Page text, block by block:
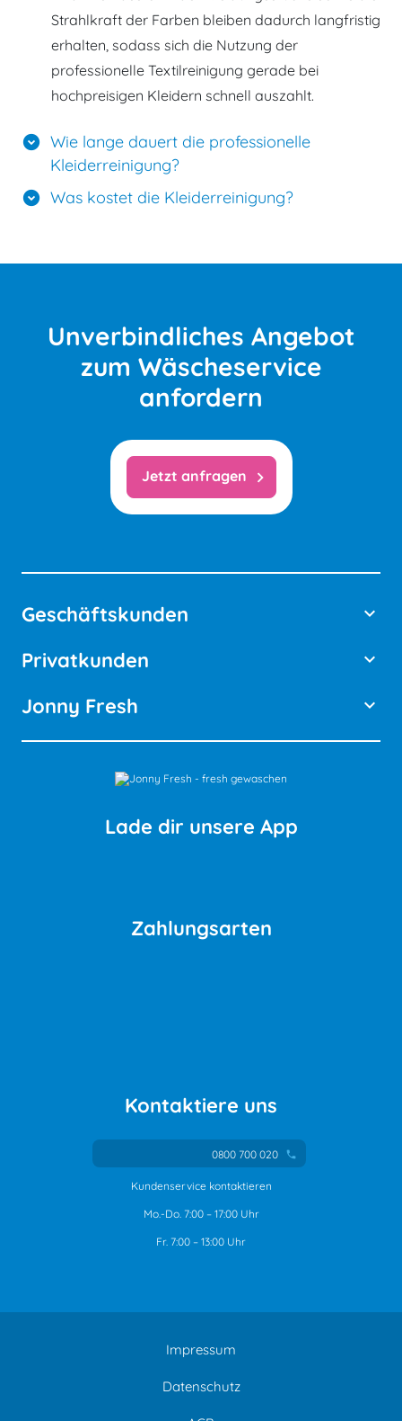
Strahlkraft der Farben bleiben dadurch langfristig
erhalten, sodass sich die Nutzung der
professionelle Textilreinigung gerade bei
hochpreisigen Kleidern schnell auszahlt.
expand_circle_down Wie lange dauert die professionelle
Kleiderreinigung?
expand_circle_down Was kostet die Kleiderreinigung?
Unverbindliches Angebot
zum Wäscheservice
anfordern
Jetzt anfragen chevron_right
Geschäftskunden keyboard_arrow_down
Privatkunden keyboard_arrow_down
Jonny Fresh keyboard_arrow_down
Lade dir unsere App
Zahlungsarten
Kontaktiere uns
0800 700 020 phone
Kundenservice kontaktieren
Mo.-Do. 7:00 – 17:00 Uhr
Fr. 7:00 – 13:00 Uhr
Impressum
Datenschutz